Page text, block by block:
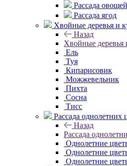
Рассада овощей
Рассада ягод
Хвойные деревья и
Назад
Хвойные деревья
Ель
Туя
Кипарисовик
Можжевельник
Пихта
Сосна
Тисc
Рассада однолетних
Назад
Рассада
Однолетние
Однолетние
Однолетние